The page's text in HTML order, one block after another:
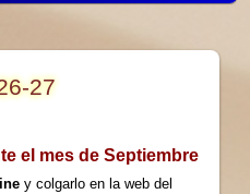
27
el mes de Septiembre
y colgarlo en la web del